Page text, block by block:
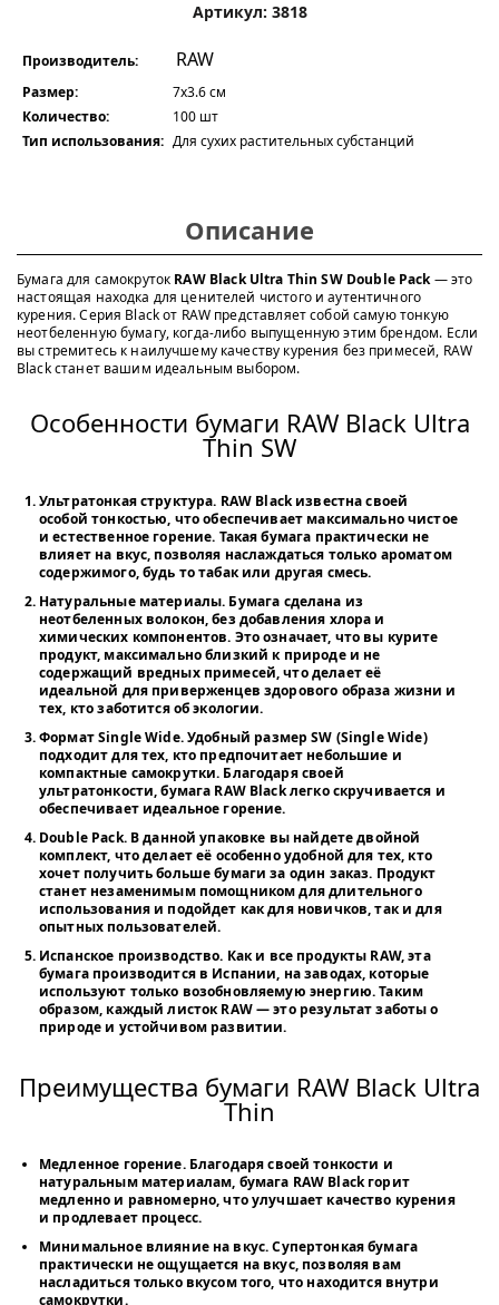
Артикул: 3818
Производитель: RAW
Размер:
7x3.6 см
Количество:
100 шт
Тип использования: Для сухих растительных субстанций
Описание
Бумага для самокруток RAW Black Ultra Thin SW Double Pack— это
настоящая находка для ценителей чистого и аутентичного
курения. Серия Black от RAW представляет собой самую тонкую
неотбеленную бумагу, когда-либо выпущенную этим брендом. Если
вы стремитесь к наилучшему качеству курения без примесей, RAW
Black станет вашим идеальным выбором.
Особенности бумаги RAW Black Ultra
Thin SW
Ультратонкая структура. RAW Black известна своей
особой тонкостью, что обеспечивает максимально чистое
и естественное горение. Такая бумага практически не
влияет на вкус, позволяя наслаждаться только ароматом
содержимого, будь то табак или другая смесь.
Натуральные материалы. Бумага сделана из
неотбеленных волокон, без добавления хлора и
химических компонентов. Это означает, что вы курите
продукт, максимально близкий к природе и не
содержащий вредных примесей, что делает её
идеальной для приверженцев здорового образа жизни и
тех, кто заботится об экологии.
Формат Single Wide. Удобный размер SW (Single Wide)
подходит для тех, кто предпочитает небольшие и
компактные самокрутки. Благодаря своей
ультратонкости, бумага RAW Black легко скручивается и
обеспечивает идеальное горение.
Double Pack. В данной упаковке вы найдете двойной
комплект, что делает её особенно удобной для тех, кто
хочет получить больше бумаги за один заказ. Продукт
станет незаменимым помощником для длительного
использования и подойдет как для новичков, так и для
опытных пользователей.
Испанское производство. Как и все продукты RAW, эта
бумага производится в Испании, на заводах, которые
используют только возобновляемую энергию. Таким
образом, каждый листок RAW — это результат заботы о
природе и устойчивом развитии.
Преимущества бумаги RAW Black Ultra
Thin
Медленное горение. Благодаря своей тонкости и
натуральным материалам, бумага RAW Black горит
медленно и равномерно, что улучшает качество курения
и продлевает процесс.
Минимальное влияние на вкус. Супертонкая бумага
практически не ощущается на вкус, позволяя вам
насладиться только вкусом того, что находится внутри
самокрутки.